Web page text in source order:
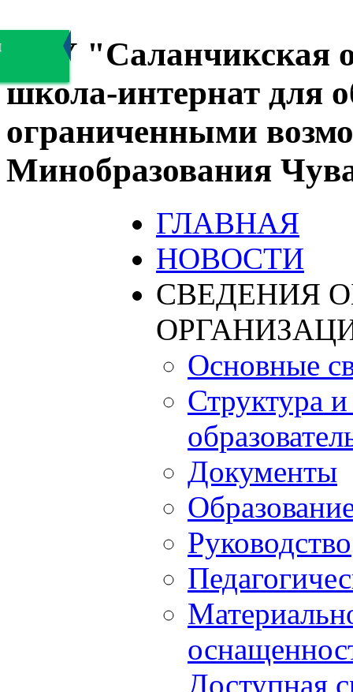
БОУ "Саланчикская
школа-интернат для
ограниченными
Минобразования
ГЛАВНАЯ
НОВОСТИ
СВЕДЕНИЯ
Основные
Структура
Документы
Руководство
Доступная